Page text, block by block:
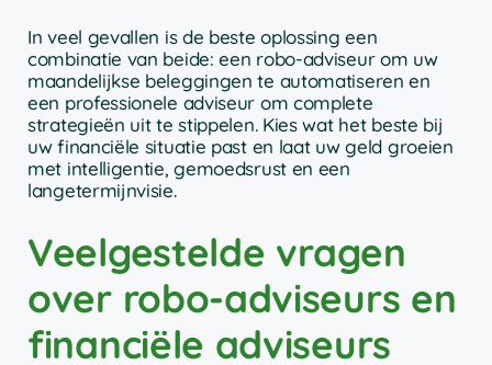
In veel gevallen is de beste oplossing een
combinatie van beide: een robo-adviseur om uw
maandelijkse beleggingen te automatiseren en
een professionele adviseur om complete
strategieën uit te stippelen. Kies wat het beste bij
uw financiële situatie past en laat uw geld groeien
met intelligentie, gemoedsrust en een
langetermijnvisie.
Veelgestelde vragen
over robo-adviseurs en
financiële adviseurs